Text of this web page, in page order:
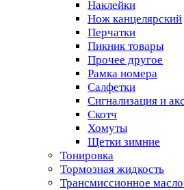
Наклейки
Нож канцелярский
Перчатки
Пикник товары
Прочее другое
Рамка номера
Салфетки
Сигнализация и
Скотч
Хомуты
Щетки зимние
Тонировка
Тормозная жидкость
Трансмиссионное масло